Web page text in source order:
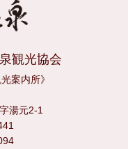
観光協会
案内所》
湯元2-1